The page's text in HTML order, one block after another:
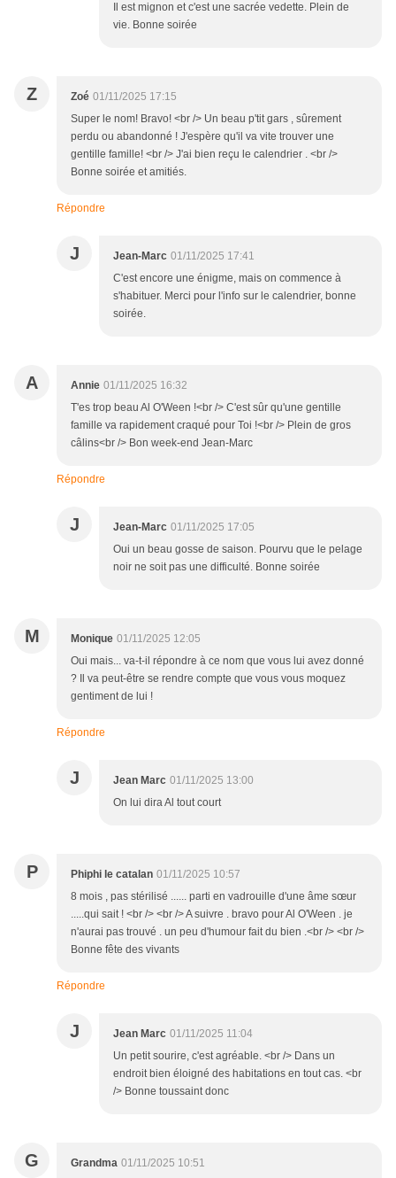
Il est mignon et c'est une sacrée vedette. Plein de
vie. Bonne soirée
Z Zoé 01/11/2025 17:15
Super le nom! Bravo! <br /> Un beau p'tit gars , sûrement
perdu ou abandonné ! J'espère qu'il va vite trouver une
gentille famille! <br /> J'ai bien reçu le calendrier . <br />
Bonne soirée et amitiés.
Répondre
J Jean-Marc 01/11/2025 17:41
C'est encore une énigme, mais on commence à
s'habituer. Merci pour l'info sur le calendrier, bonne
soirée.
A Annie 01/11/2025 16:32
T'es trop beau Al O'Ween !<br /> C'est sûr qu'une gentille
famille va rapidement craqué pour Toi !<br /> Plein de gros
câlins<br /> Bon week-end Jean-Marc
Répondre
J Jean-Marc 01/11/2025 17:05
Oui un beau gosse de saison. Pourvu que le pelage
noir ne soit pas une difficulté. Bonne soirée
M Monique 01/11/2025 12:05
Oui mais... va-t-il répondre à ce nom que vous lui avez donné
? Il va peut-être se rendre compte que vous vous moquez
gentiment de lui !
Répondre
J Jean Marc 01/11/2025 13:00
On lui dira Al tout court
P Phiphi le catalan 01/11/2025 10:57
8 mois , pas stérilisé ...... parti en vadrouille d'une âme sœur
.....qui sait ! <br /> <br /> A suivre . bravo pour Al O'Ween . je
n'aurai pas trouvé . un peu d'humour fait du bien .<br /> <br />
Bonne fête des vivants
Répondre
J Jean Marc 01/11/2025 11:04
Un petit sourire, c'est agréable. <br /> Dans un
endroit bien éloigné des habitations en tout cas. <br
/> Bonne toussaint donc
G Grandma 01/11/2025 10:51